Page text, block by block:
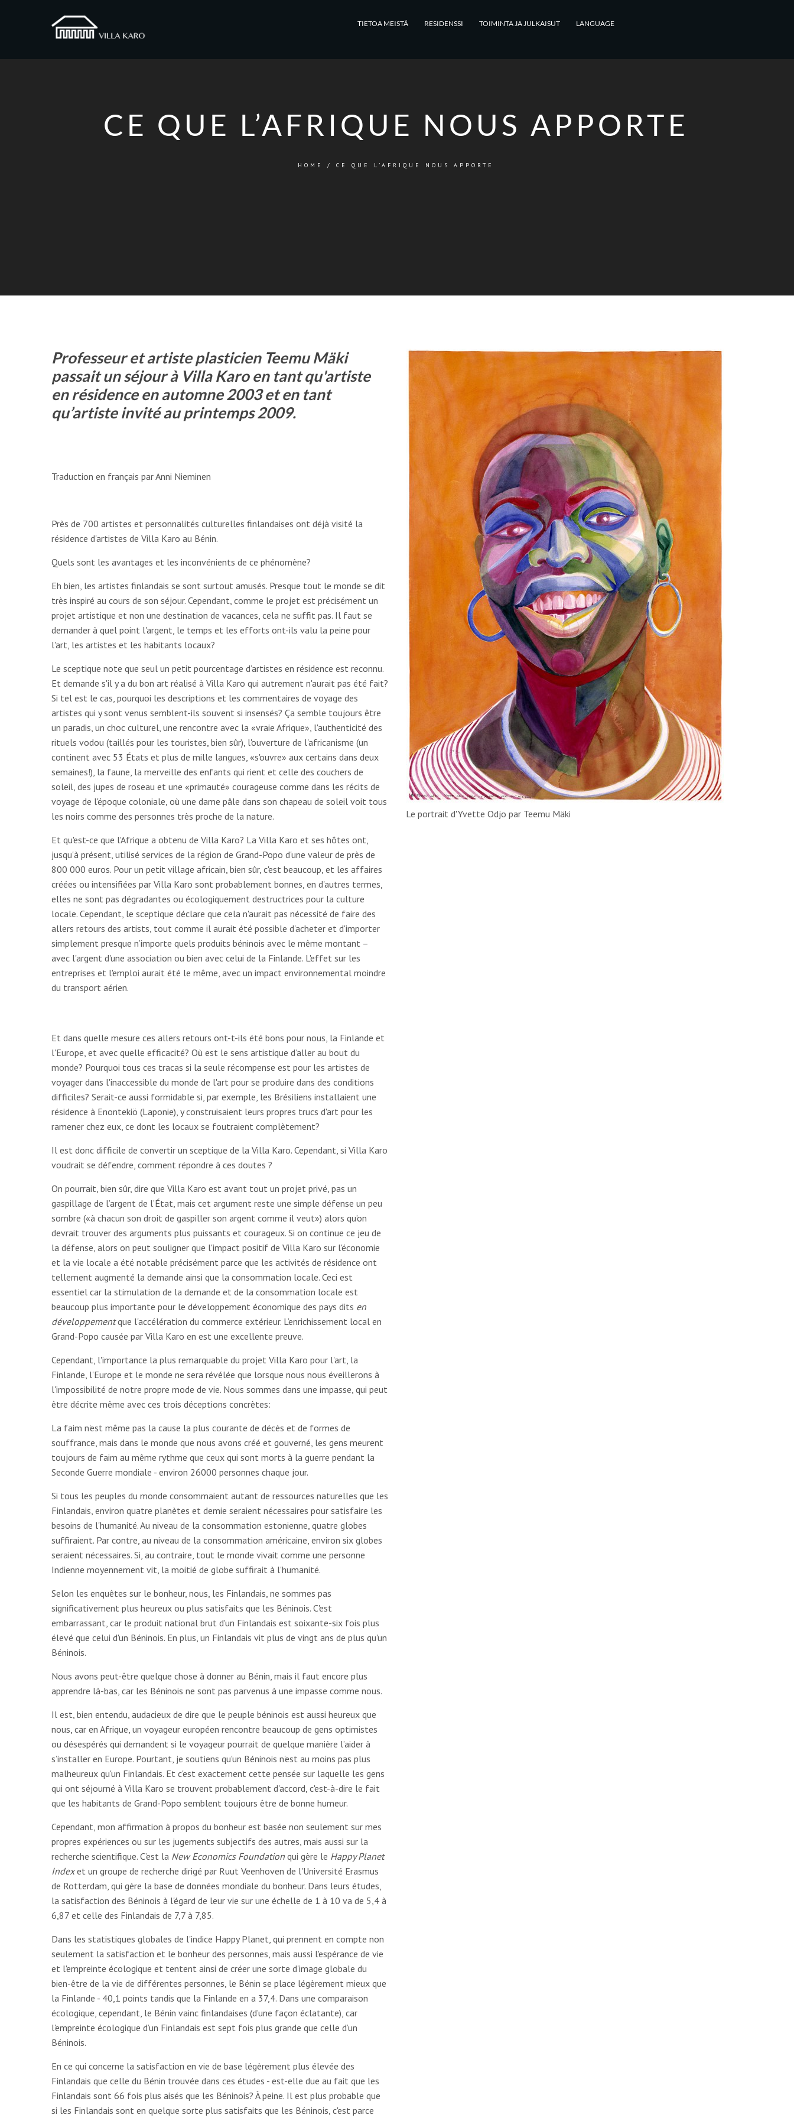
TIETOA MEISTÄ RESIDENSSI TOIMINTA JA JULKAISUT LANGUAGE
CE QUE L’AFRIQUE NOUS APPORTE
HOME / CE QUE L'AFRIQUE NOUS APPORTE
Professeur et artiste plasticien Teemu Mäki
passait un séjour à Villa Karo en tant qu'artiste
en résidence en automne 2003 et en tant
qu’artiste invité au printemps 2009.
Traduction en français par Anni Nieminen
Près de 700 artistes et personnalités culturelles finlandaises ont déjà visité la
résidence d'artistes de Villa Karo au Bénin.
Quels sont les avantages et les inconvénients de ce phénomène?
Eh bien, les artistes finlandais se sont surtout amusés. Presque tout le monde se dit
très inspiré au cours de son séjour. Cependant, comme le projet est précisément un
projet artistique et non une destination de vacances, cela ne suffit pas. Il faut se
demander à quel point l'argent, le temps et les efforts ont-ils valu la peine pour
l'art, les artistes et les habitants locaux?
Le sceptique note que seul un petit pourcentage d’artistes en résidence est reconnu.
Et demande s'il y a du bon art réalisé à Villa Karo qui autrement n'aurait pas été fait?
Si tel est le cas, pourquoi les descriptions et les commentaires de voyage des
artistes qui y sont venus semblent-ils souvent si insensés? Ça semble toujours être
un paradis, un choc culturel, une rencontre avec la «vraie Afrique», l'authenticité des
rituels vodou (taillés pour les touristes, bien sûr), l'ouverture de l'africanisme (un
continent avec 53 États et plus de mille langues, «s'ouvre» aux certains dans deux
semaines!), la faune, la merveille des enfants qui rient et celle des couchers de
soleil, des jupes de roseau et une «primauté» courageuse comme dans les récits de
voyage de l'époque coloniale, où une dame pâle dans son chapeau de soleil voit tous
les noirs comme des personnes très proche de la nature.
Et qu'est-ce que l'Afrique a obtenu de Villa Karo? La Villa Karo et ses hôtes ont,
jusqu'à présent, utilisé services de la région de Grand-Popo d'une valeur de près de
800 000 euros. Pour un petit village africain, bien sûr, c'est beaucoup, et les affaires
créées ou intensifiées par Villa Karo sont probablement bonnes, en d'autres termes,
elles ne sont pas dégradantes ou écologiquement destructrices pour la culture
locale. Cependant, le sceptique déclare que cela n'aurait pas nécessité de faire des
allers retours des artists, tout comme il aurait été possible d'acheter et d'importer
simplement presque n’importe quels produits béninois avec le même montant –
avec l'argent d'une association ou bien avec celui de la Finlande. L'effet sur les
entreprises et l'emploi aurait été le même, avec un impact environnemental moindre
du transport aérien.
Le portrait d'Yvette Odjo par Teemu Mäki
Et dans quelle mesure ces allers retours ont-t-ils été bons pour nous, la Finlande et
l'Europe, et avec quelle efficacité? Où est le sens artistique d’aller au bout du
monde? Pourquoi tous ces tracas si la seule récompense est pour les artistes de
voyager dans l'inaccessible du monde de l'art pour se produire dans des conditions
difficiles? Serait-ce aussi formidable si, par exemple, les Brésiliens installaient une
résidence à Enontekiö (Laponie), y construisaient leurs propres trucs d'art pour les
ramener chez eux, ce dont les locaux se foutraient complètement?
Il est donc difficile de convertir un sceptique de la Villa Karo. Cependant, si Villa Karo
voudrait se défendre, comment répondre à ces doutes ?
On pourrait, bien sûr, dire que Villa Karo est avant tout un projet privé, pas un
gaspillage de l’argent de l’État, mais cet argument reste une simple défense un peu
sombre («à chacun son droit de gaspiller son argent comme il veut») alors qu’on
devrait trouver des arguments plus puissants et courageux. Si on continue ce jeu de
la défense, alors on peut souligner que l'impact positif de Villa Karo sur l'économie
et la vie locale a été notable précisément parce que les activités de résidence ont
tellement augmenté la demande ainsi que la consommation locale. Ceci est
essentiel car la stimulation de la demande et de la consommation locale est
beaucoup plus importante pour le développement économique des pays dits en
développementque l'accélération du commerce extérieur. L’enrichissement local en
Grand-Popo causée par Villa Karo en est une excellente preuve.
Cependant, l'importance la plus remarquable du projet Villa Karo pour l'art, la
Finlande, l'Europe et le monde ne sera révélée que lorsque nous nous éveillerons à
l'impossibilité de notre propre mode de vie. Nous sommes dans une impasse, qui peut
être décrite même avec ces trois déceptions concrètes:
La faim n'est même pas la cause la plus courante de décès et de formes de
souffrance, mais dans le monde que nous avons créé et gouverné, les gens meurent
toujours de faim au même rythme que ceux qui sont morts à la guerre pendant la
Seconde Guerre mondiale - environ 26000 personnes chaque jour.
Si tous les peuples du monde consommaient autant de ressources naturelles que les
Finlandais, environ quatre planètes et demie seraient nécessaires pour satisfaire les
besoins de l'humanité. Au niveau de la consommation estonienne, quatre globes
suffiraient. Par contre, au niveau de la consommation américaine, environ six globes
seraient nécessaires. Si, au contraire, tout le monde vivait comme une personne
Indienne moyennement vit, la moitié de globe suffirait à l'humanité.
Selon les enquêtes sur le bonheur, nous, les Finlandais, ne sommes pas
significativement plus heureux ou plus satisfaits que les Béninois. C'est
embarrassant, car le produit national brut d'un Finlandais est soixante-six fois plus
élevé que celui d'un Béninois. En plus, un Finlandais vit plus de vingt ans de plus qu'un
Béninois.
Nous avons peut-être quelque chose à donner au Bénin, mais il faut encore plus
apprendre là-bas, car les Béninois ne sont pas parvenus à une impasse comme nous.
Il est, bien entendu, audacieux de dire que le peuple béninois est aussi heureux que
nous, car en Afrique, un voyageur européen rencontre beaucoup de gens optimistes
ou désespérés qui demandent si le voyageur pourrait de quelque manière l’aider à
s’installer en Europe. Pourtant, je soutiens qu'un Béninois n'est au moins pas plus
malheureux qu'un Finlandais. Et c'est exactement cette pensée sur laquelle les gens
qui ont séjourné à Villa Karo se trouvent probablement d'accord, c'est-à-dire le fait
que les habitants de Grand-Popo semblent toujours être de bonne humeur.
Cependant, mon affirmation à propos du bonheur est basée non seulement sur mes
propres expériences ou sur les jugements subjectifs des autres, mais aussi sur la
recherche scientifique. C’est la New Economics Foundation qui gère le Happy Planet
Indexet un groupe de recherche dirigé par Ruut Veenhoven de l'Université Erasmus
de Rotterdam, qui gère la base de données mondiale du bonheur. Dans leurs études,
la satisfaction des Béninois à l'égard de leur vie sur une échelle de 1 à 10 va de 5,4 à
6,87 et celle des Finlandais de 7,7 à 7,85.
Dans les statistiques globales de l'indice Happy Planet, qui prennent en compte non
seulement la satisfaction et le bonheur des personnes, mais aussi l'espérance de vie
et l'empreinte écologique et tentent ainsi de créer une sorte d'image globale du
bien-être de la vie de différentes personnes, le Bénin se place légèrement mieux que
la Finlande - 40,1 points tandis que la Finlande en a 37,4. Dans une comparaison
écologique, cependant, le Bénin vainc finlandaises (d’une façon éclatante), car
l'empreinte écologique d’un Finlandais est sept fois plus grande que celle d’un
Béninois.
En ce qui concerne la satisfaction en vie de base légèrement plus élevée des
Finlandais que celle du Bénin trouvée dans ces études - est-elle due au fait que les
Finlandais sont 66 fois plus aisés que les Béninois? À peine. Il est plus probable que
si les Finlandais sont en quelque sorte plus satisfaits que les Béninois, c'est parce